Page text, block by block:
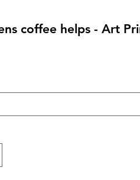
coffee helps - Art